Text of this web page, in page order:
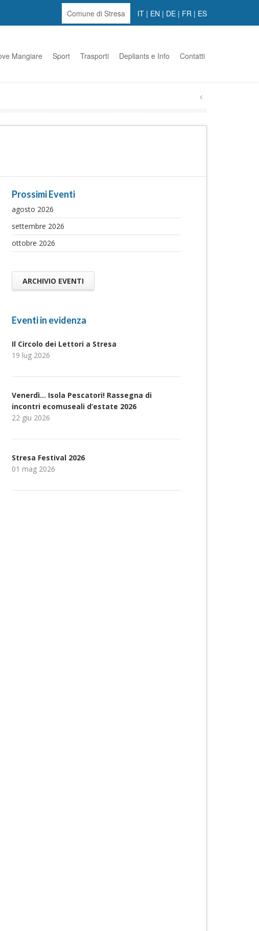
Comune di Stresa IT | EN | DE | FR | ES
Mangiare Sport Trasporti Depliants e Info Contatti
Prossimi Eventi
agosto 2026
settembre 2026
ottobre 2026
ARCHIVIO EVENTI
Eventi in evidenza
Il Circolo dei Lettori a Stresa
19 lug 2026
Venerdì… Isola Pescatori! Rassegna di
incontri ecomuseali d’estate 2026
22 giu 2026
Stresa Festival 2026
01 mag 2026